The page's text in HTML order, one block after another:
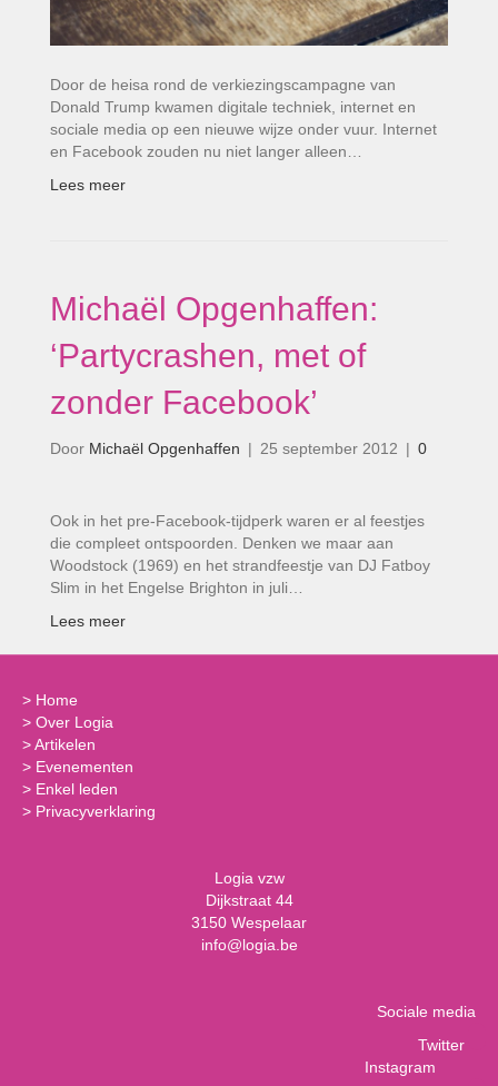
Door de heisa rond de verkiezingscampagne van
Donald Trump kwamen digitale techniek, internet en
sociale media op een nieuwe wijze onder vuur. Internet
en Facebook zouden nu niet langer alleen…
Lees meer
Michaël Opgenhaffen:
‘Partycrashen, met of
zonder Facebook’
Door Michaël Opgenhaffen | 25 september 2012 | 0
Ook in het pre-Facebook-tijdperk waren er al feestjes
die compleet ontspoorden. Denken we maar aan
Woodstock (1969) en het strandfeestje van DJ Fatboy
Slim in het Engelse Brighton in juli…
Lees meer
> Home
> Over Logia
>Artikelen
> Evenementen
> Enkel leden
> Privacyverklaring
Logia vzw
Dijkstraat 44
3150 Wespelaar
info@logia.be
Sociale media
Twitter
Instagram